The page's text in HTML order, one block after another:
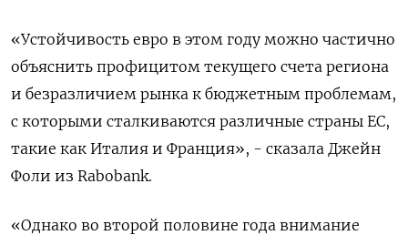
«Устойчивость евро в этом году можно частично
объяснить профицитом текущего счета региона
и безразличием рынка к бюджетным проблемам,
с которыми сталкиваются различные страны ЕС,
такие как Италия и Франция», - сказала Джейн
Фоли из Rabobank.
«Однако во второй половине года внимание